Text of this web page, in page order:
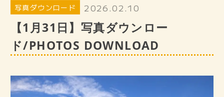
お客様の声
SDGsへ取り組み
スタッフ紹介
スタッフブログ
写真ダウンロード 2026.02.10
【1月31日】写真ダウンロー
ド/PHOTOS DOWNLOAD